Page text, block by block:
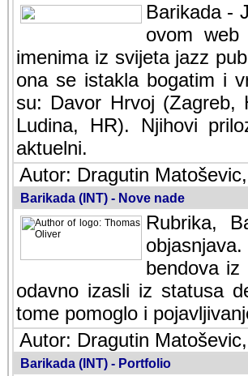
Barikada -
ovom web
imenima iz svijeta jazz
ona se istakla bogatim i
su: Davor Hrvoj (Zagreb,
Ludina, HR). Njihovi
aktuelni.
Autor: Dragutin
Barikada (INT) - Nove nade
Rubrika,
bendova
odavno izasli iz statusa
tome pomoglo i
Autor: Dragutin
Barikada (INT) - Portfolio